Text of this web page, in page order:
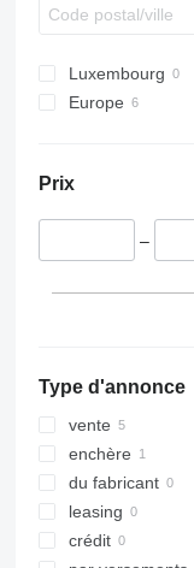
ZT
Luxembourg
Europe
Prix
–
Type d'annonce
vente
enchère
du fabricant
leasing
crédit